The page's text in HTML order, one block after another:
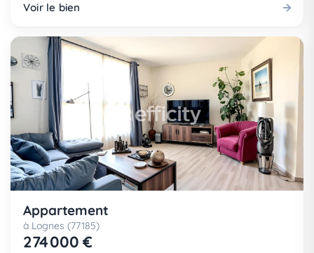
Voir le bien
Appartement
à Lognes (77185)
274 000 €